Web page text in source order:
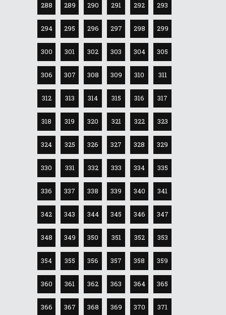
288 289 290 291 292 293
294 295 296 297 298 299
300 301 302 303 304 305
306 307 308 309 310 311
312 313 314 315 316 317
318 319 320 321 322 323
324 325 326 327 328 329
330 331 332 333 334 335
336 337 338 339 340 341
342 343 344 345 346 347
348 349 350 351 352 353
354 355 356 357 358 359
360 361 362 363 364 365
366 367 368 369 370 371